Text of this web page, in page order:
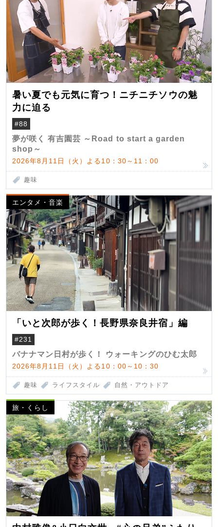
暑い夏でも元気に育つ！ニチニチソウの魅
力に迫る
#88
夢が咲く 有吉園芸 ～Road to start a garden
shop～
2026年8月11日（火）よる10：30～11：00
趣味
エンタメ・音楽
「いと次郎が歩く！長野県奈良井宿」編
#231
バナナマン日村が歩く！ ウォーキングのひむ太郎
2026年8月11日（火）よる10：00～10：30
趣味 ライフスタイル 自然・アウトドア
旅・くらし